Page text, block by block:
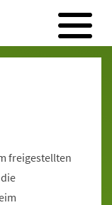
freigestellten